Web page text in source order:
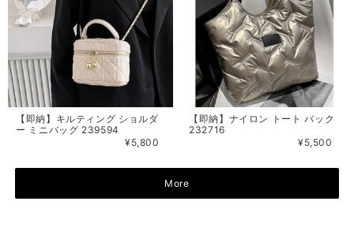
【即納】キルティング ショルダ
ー ミニバッグ 239594
¥5,800
【即納】ナイロン トート バック
232716
¥5,500
More